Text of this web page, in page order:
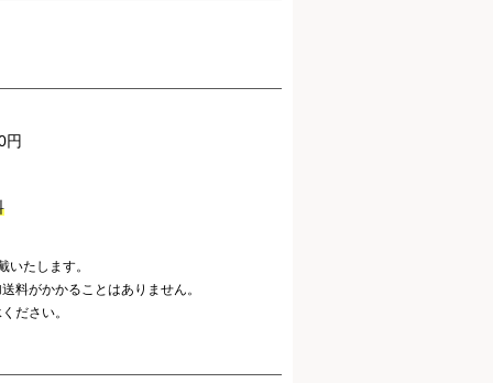
円
たします。
料がかかることはありません。
ださい。